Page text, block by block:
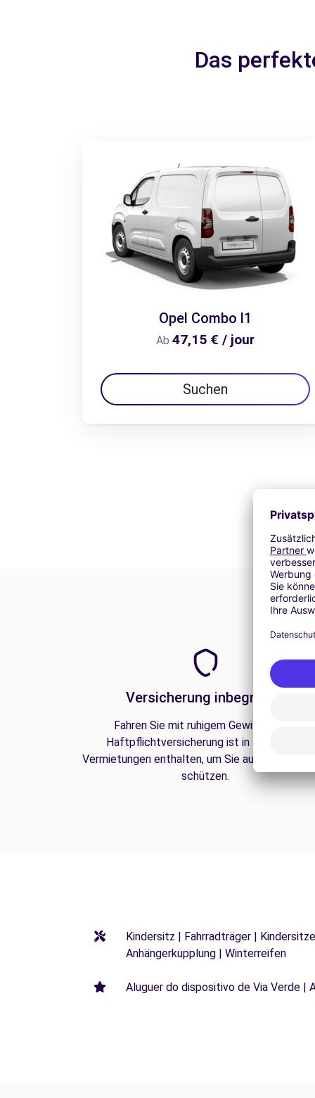
Das
Opel Combo l1
Ab 47,15 € / jour
Suchen
Versicherung inbegriffen
Fahren Sie mit ruhigem Gewissen. Die
Haftpflichtversicherung ist in all unseren
Vermietungen enthalten, um Sie auf der
schützen.
Kindersitz | Fahrradträger |
Anhängerkupplung | Winterreifen
Aluguer do dispositivo de Via Verde |